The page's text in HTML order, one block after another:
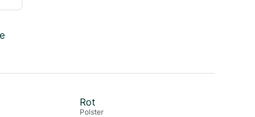
Rot
Polster